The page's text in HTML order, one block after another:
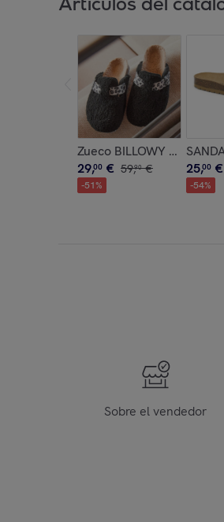
Zueco BILLOWY NEGRO
29,00 € 59,90 €
-51%
25,00 €
-54%
Sobre el vendedor